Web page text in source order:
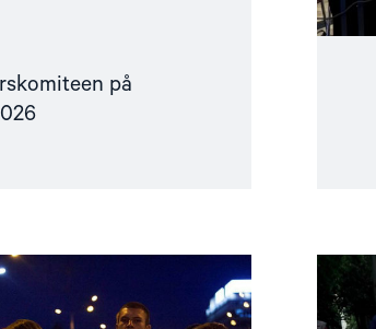
på
"Utviklingspolitikken
må